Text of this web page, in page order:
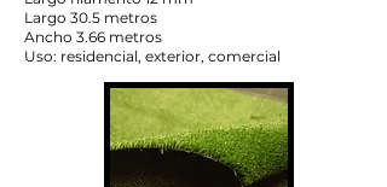
Largo 30.5 metros
Ancho 3.66 metros
Uso: residencial, exterior, comercial